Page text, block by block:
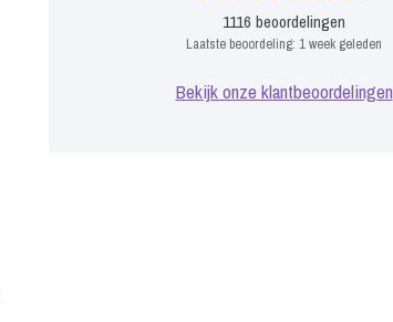
1116 beoordelingen
Laatste beoordeling: 1 week geleden
Bekijk onze klantbeoordelingen